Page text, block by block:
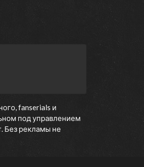
fanserials и
под управлением
Без рекламы не